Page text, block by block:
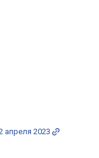
апреля 2023